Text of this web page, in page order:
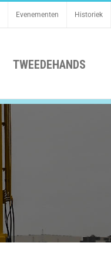
Evenementen Historiek
TWEEDEHANDS